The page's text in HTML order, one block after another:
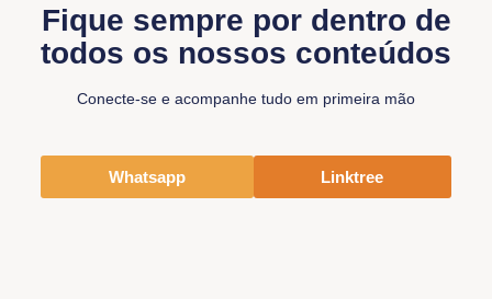
Fique sempre por dentro de
todos os nossos conteúdos
Conecte-se e acompanhe tudo em primeira mão
Whatsapp Linktree